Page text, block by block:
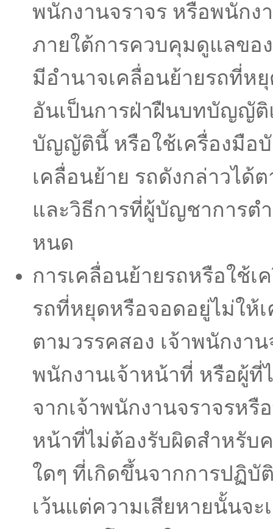
พนักงานจราจร หรือพนักง
ภายใต้การควบคุมดูแลขอ
มีอํานาจเคลื่อนย้ายรถที่ห
อันเป็นการฝ่าฝืนบทบัญญัติ
บัญญัตินี้ หรือใช้เครื่องมือ
เคลื่อนย้าย รถดังกล่าวได้
และวิธีการที่ผู้บัญชาการตํ
หนด
การเคลื่อนย้ายรถหรือใช้เ
รถที่หยุดหรือจอดอยู่ไม่ให้
ตามวรรคสอง เจ้าพนักงา
พนักงานเจ้าหน้าที่ หรือผู้ที่
จากเจ้าพนักงานจราจรหรื
หน้าที่ไม่ต้องรับผิดสําหรับ
ใดๆ ที่เกิดขึ้นจากการปฏิบั
เว้นแต่ความเสียหายนั้นจะ